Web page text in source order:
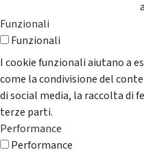
Funzionali
Funzionali
I cookie funzionali aiutano a
come la condivisione del
di social media, la raccolta di
terze parti.
Performance
Performance